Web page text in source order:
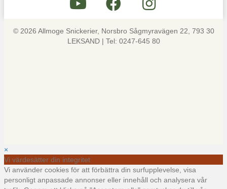
© 2026 Allmoge Snickerier, Norsbro Sågmyravägen 22, 793 30
LEKSAND | Tel: 0247-645 80
×
Vi värdesätter din integritet
Vi använder cookies för att förbättra din surfupplevelse, visa
personligt anpassade annonser eller innehåll och analysera vår